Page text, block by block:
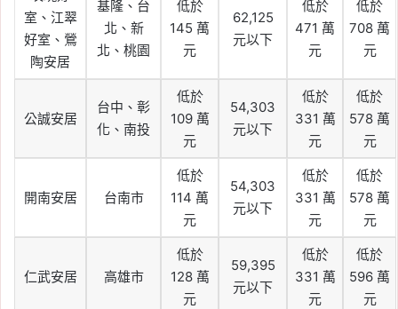
室、江翠
好室、鶯
陶安居
基隆、台
北、新
北、桃園
低於
145 萬
元
62,125
元以下
低於
471 萬
元
低於
708 萬
元
公誠安居
台中、彰
化、南投
低於
109 萬
元
54,303
元以下
低於
331 萬
元
低於
578 萬
元
開南安居 台南市
低於
114 萬
元
54,303
元以下
低於
331 萬
元
低於
578 萬
元
仁武安居 高雄市
低於
128 萬
元
59,395
元以下
低於
331 萬
元
低於
596 萬
元